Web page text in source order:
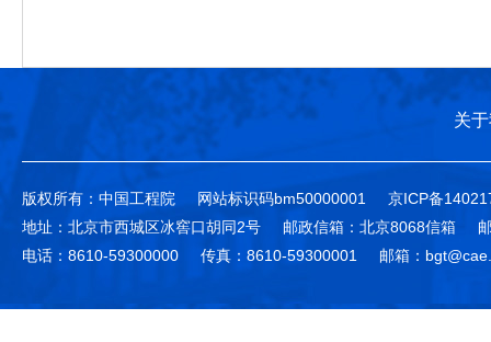
关
版权所有：中国工程院 网站标识码bm50000001
京ICP备
地址：北京市西城区冰窖口胡同2号
邮政信箱：北京8068信箱
电话：8610-59300000
传真：8610-59300001 邮箱：